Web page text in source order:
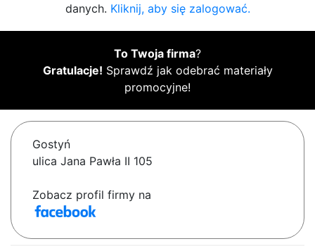
danych. Kliknij, aby się zalogować.
To Twoja firma?
Gratulacje! Sprawdź jak odebrać materiały
promocyjne!
Gostyń
ulica Jana Pawła II 105
Zobacz profil firmy na